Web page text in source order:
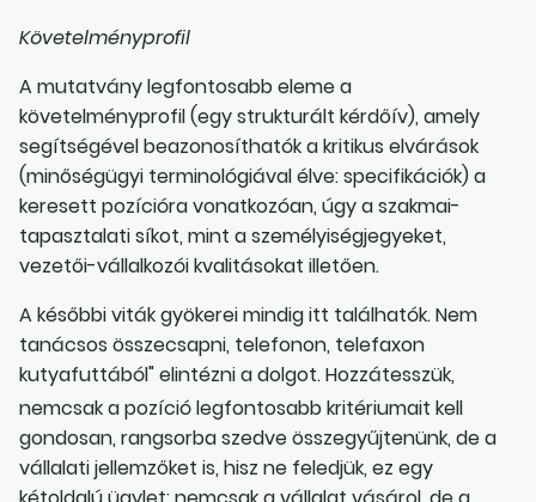
Követelményprofil
A mutatvány legfontosabb eleme a
követelményprofil (egy strukturált kérdőív), amely
segítségével beazonosíthatók a kritikus elvárások
(minőségügyi terminológiával élve: specifikációk) a
keresett pozícióra vonatkozóan, úgy a szakmai-
tapasztalati síkot, mint a személyiségjegyeket,
vezetői-vállalkozói kvalitásokat illetően.
A későbbi viták gyökerei mindig itt találhatók. Nem
tanácsos összecsapni, telefonon, telefaxon
kutyafuttából" elintézni a dolgot. Hozzátesszük,
nemcsak a pozíció legfontosabb kritériumait kell
gondosan, rangsorba szedve összegyűjtenünk, de a
vállalati jellemzőket is, hisz ne feledjük, ez egy